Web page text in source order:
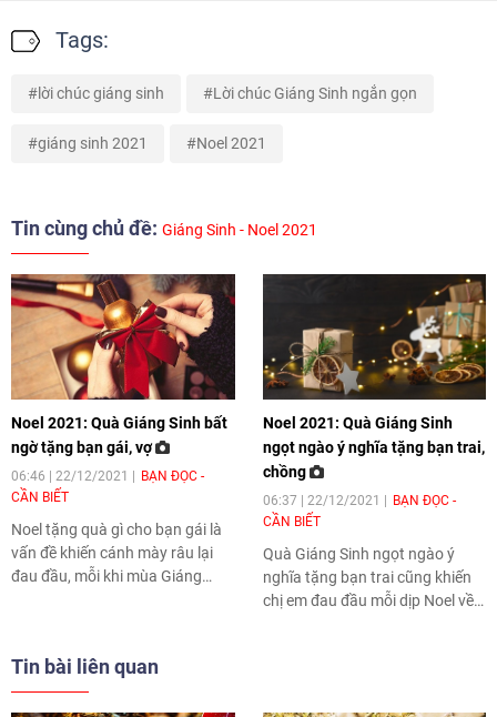
Tags:
lời chúc giáng sinh Lời chúc Giáng Sinh ngắn gọn
giáng sinh 2021 Noel 2021
Tin cùng chủ đề: Giáng Sinh - Noel 2021
Noel 2021: Quà Giáng Sinh bất
ngờ tặng bạn gái, vợ
06:46 | 22/12/2021
BẠN ĐỌC -
CẦN BIẾT
Noel tặng quà gì cho bạn gái là
vấn đề khiến cánh mày râu lại
đau đầu, mỗi khi mùa Giáng
Noel 2021: Quà Giáng Sinh
ngọt ngào ý nghĩa tặng bạn trai,
chồng​​​​​​​
06:37 | 22/12/2021
BẠN ĐỌC -
CẦN BIẾT
Quà Giáng Sinh ngọt ngào ý
nghĩa tặng bạn trai cũng khiến
chị em đau đầu mỗi dịp Noel về.
Tin bài liên quan